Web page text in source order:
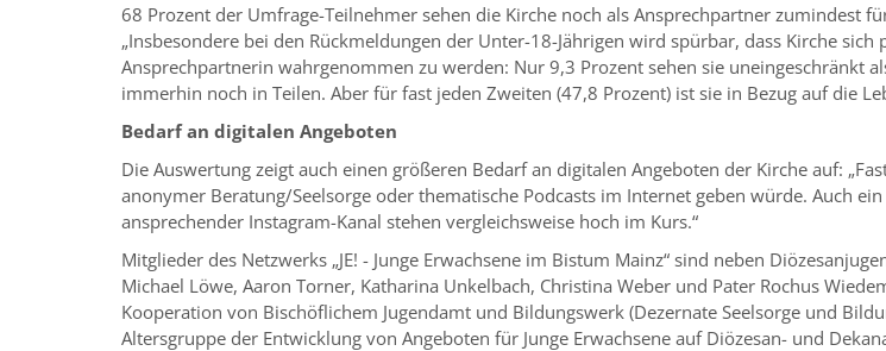
68 Prozent der Umfrage-Teilnehmer sehen die Kirche noch als Ansprechpartner zumindest
„Insbesondere bei den Rückmeldungen der Unter-18-Jährigen wird spürbar, dass Kirche
Ansprechpartnerin wahrgenommen zu werden: Nur 9,3 Prozent sehen sie uneingeschränkt
immerhin noch in Teilen. Aber für fast jeden Zweiten (47,8 Prozent) ist sie in Bezug auf die
Bedarf an digitalen Angeboten
Die Auswertung zeigt auch einen größeren Bedarf an digitalen Angeboten der Kirche auf:
anonymer Beratung/Seelsorge oder thematische Podcasts im Internet geben würde. Auch
ansprechender Instagram-Kanal stehen vergleichsweise hoch im Kurs.“
Mitglieder des Netzwerks „JE! - Junge Erwachsene im Bistum Mainz“ sind neben
Michael Löwe, Aaron Torner, Katharina Unkelbach, Christina Weber und Pater Rochus
Kooperation von Bischöflichem Jugendamt und Bildungswerk (Dezernate Seelsorge und
Altersgruppe der Entwicklung von Angeboten für Junge Erwachsene auf Diözesan- und